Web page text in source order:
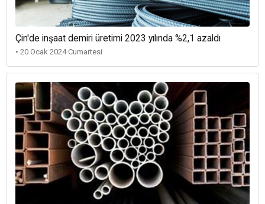
Çin'de inşaat demiri üretimi 2023 yılında %2,1 azaldı
• 20 Ocak 2024 Cumartesi